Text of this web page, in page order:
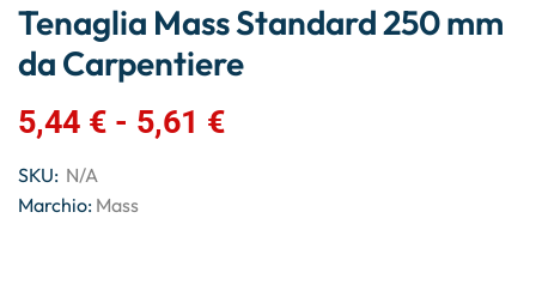
Tenaglia Mass Standard 250 mm
da Carpentiere
5,44 € - 5,61 €
SKU: N/A
Marchio: Mass